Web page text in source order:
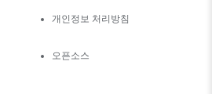
개인정보 처리방침
오픈소스